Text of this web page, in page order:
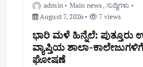
admin Main news, ಸುದ್ದಿಗಳು
August 7, 2026
7 views
ಭಾರಿ ಮಳೆ ಹಿನ್ನೆಲೆ:
ವ್ಯಾಪ್ತಿಯ ಶಾಲಾ-
ಘೋಷಣೆ